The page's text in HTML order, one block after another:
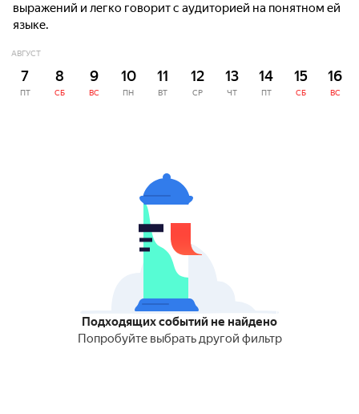
выражений и легко говорит с аудиторией на понятном ей
языке.
АВГУСТ
7
ПТ
8
СБ
9
ВС
10
ПН
11
ВТ
12
СР
13
ЧТ
14
ПТ
15
СБ
16
ВС
Подходящих событий не найдено
Попробуйте выбрать другой фильтр